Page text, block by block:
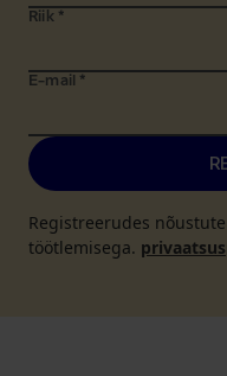
Riik *
E-mail *
Registreerudes
töötlemisega.